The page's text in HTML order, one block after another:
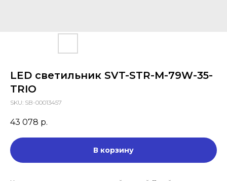
LED светильник SVT-STR-M-79W-35-
TRIO
SKU: SB-00013457
43 078 р.
В корзину